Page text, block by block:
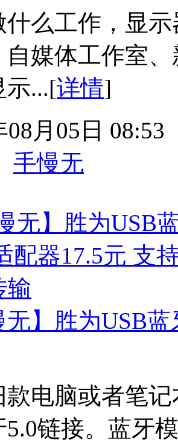
什么工作，显
自媒体工作室
示...[详情]
08月05日 08:53
手慢无
无】胜为USB
款电脑或者笔
5.0链接。蓝牙